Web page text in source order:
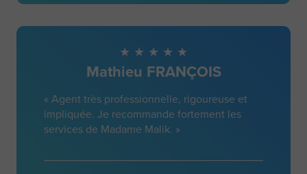
Mathieu FRANÇOIS
« Agent très professionnelle, rigoureuse et
impliquée. Je recommande fortement les
services de Madame Malik. »